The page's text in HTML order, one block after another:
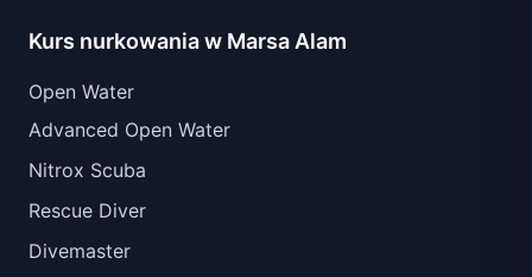
Kurs nurkowania w Marsa Alam
Open Water
Advanced Open Water
Nitrox Scuba
Rescue Diver
Divemaster